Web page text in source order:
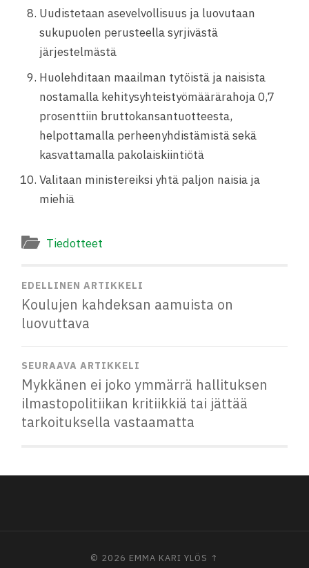
Uudistetaan asevelvollisuus ja luovutaan
sukupuolen perusteella syrjivästä
järjestelmästä
Huolehditaan maailman tytöistä ja naisista
nostamalla kehitysyhteistyömäärärahoja 0,7
prosenttiin bruttokansantuotteesta,
helpottamalla perheenyhdistämistä sekä
kasvattamalla pakolaiskiintiötä
Valitaan ministereiksi yhtä paljon naisia ja
miehiä
Tiedotteet
EDELLINEN ARTIKKELI
Koulujen kahdeksan aamuista on
luovuttava
SEURAAVA ARTIKKELI
Mykkänen ei joko ymmärrä hallituksen
ilmastopolitiikan kritiikkiä tai jättää
tarkoituksella vastaamatta
© 2026 EMMA KARI YLÖS ↑